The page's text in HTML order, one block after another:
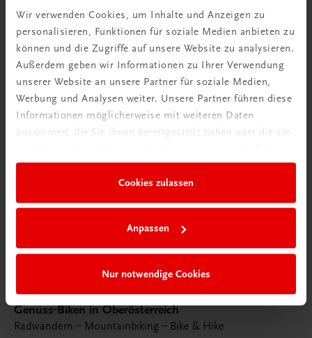
Wir verwenden Cookies, um Inhalte und Anzeigen zu
personalisieren, Funktionen für soziale Medien anbieten zu
können und die Zugriffe auf unsere Website zu analysieren.
Außerdem geben wir Informationen zu Ihrer Verwendung
unserer Website an unsere Partner für soziale Medien,
Werbung und Analysen weiter. Unsere Partner führen diese
Informationen möglicherweise mit weiteren Daten
zusammen, die Sie ihnen bereitgestellt haben oder die sie
Cookies zulassen
Anpassen
Nur notwendige Cookies
Sachbuch
Genuss-Biken in Oberösterreich
Radwandern – Mountainbiking – Bike & Hike